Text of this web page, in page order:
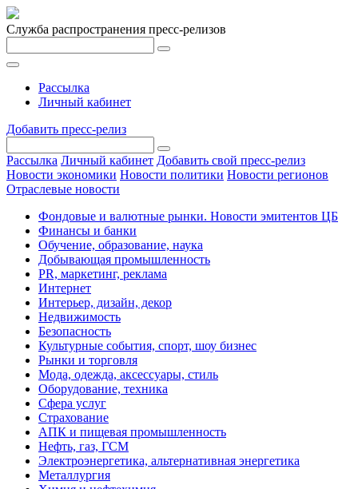
Служба распространения пресс-релизов
Рассылка
Личный кабинет
Добавить пресс-релиз
Рассылка Личный кабинет Добавить свой пресс-релиз
Новости экономики Новости политики Новости регионов
Отраслевые новости
Фондовые и валютные рынки. Новости эмитентов ЦБ
Финансы и банки
Обучение, образование, наука
Добывающая промышленность
PR, маркетинг, реклама
Интернет
Интерьер, дизайн, декор
Недвижимость
Безопасность
Культурные события, спорт, шоу бизнес
Рынки и торговля
Мода, одежда, аксессуары, стиль
Оборудование, техника
Сфера услуг
Страхование
АПК и пищевая промышленность
Нефть, газ, ГСМ
Электроэнергетика, альтернативная энергетика
Металлургия